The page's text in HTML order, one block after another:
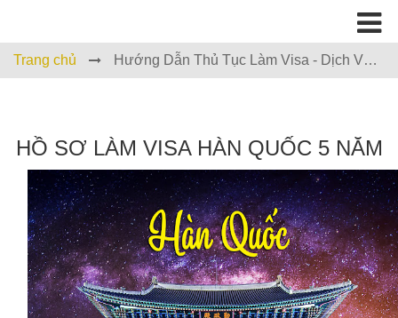
Trang chủ Hướng Dẫn Thủ Tục Làm Visa - Dịch Vụ
HỒ SƠ LÀM VISA HÀN QUỐC 5 NĂM